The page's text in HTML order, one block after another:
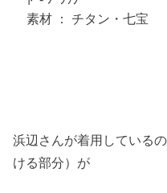
素材 ： チタン・七宝
浜辺さんが着用している
ける部分）が